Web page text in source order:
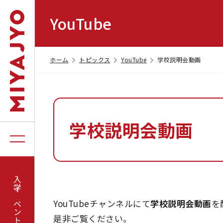
入学イベント
YouTube
ホーム トピックス YouTube 学校説明会動画
学校説明会動画
YouTubeチャンネルにて学校説明会動画を
是非ご覧ください。